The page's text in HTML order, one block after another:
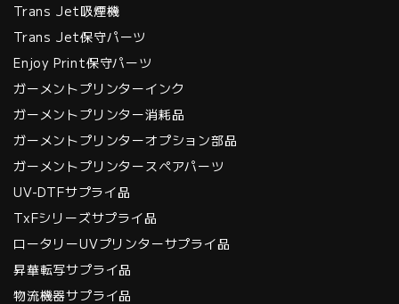
Trans Jet吸煙機
Trans Jet保守パーツ
Enjoy Print保守パーツ
ガーメントプリンターインク
ガーメントプリンター消耗品
ガーメントプリンターオプション部品
ガーメントプリンタースペアパーツ
UV-DTFサプライ品
TxFシリーズサプライ品
ロータリーUVプリンターサプライ品
昇華転写サプライ品
物流機器サプライ品